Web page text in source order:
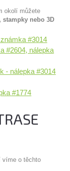
okolí můžete
stampky nebo 3D
#3014
#2604, nálepka
- nálepka #3014
#1774
víme o těchto